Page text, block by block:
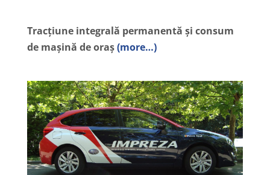
Tracțiune integrală permanentă și consum
de mașină de oraș(more…)